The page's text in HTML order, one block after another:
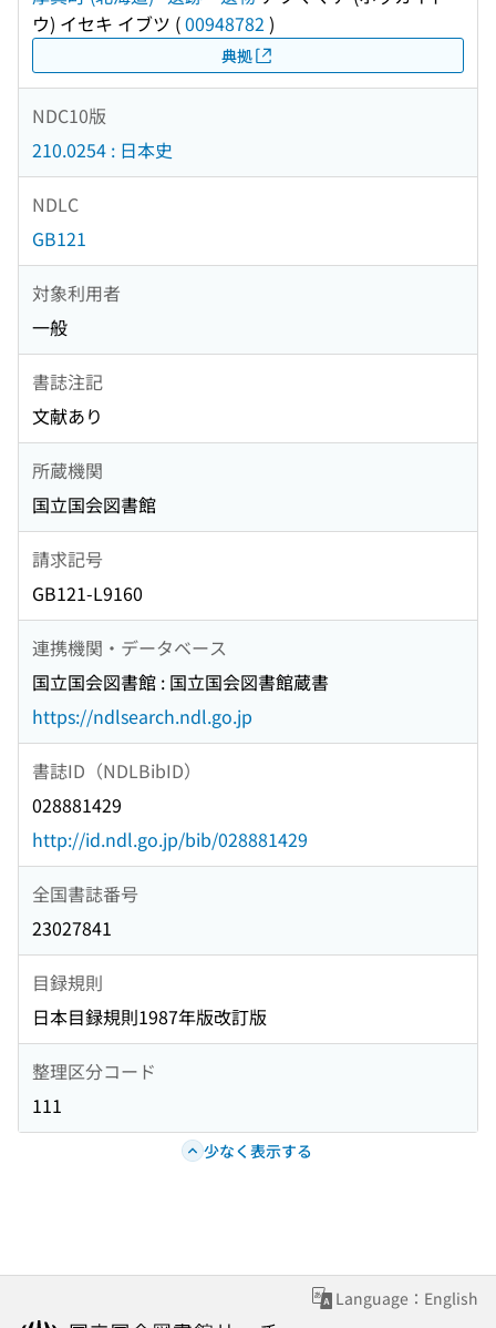
ウ) イセキ イブツ (00948782 )
典拠
NDC10版
210.0254 : 日本史
NDLC
GB121
対象利用者
一般
書誌注記
文献あり
所蔵機関
国立国会図書館
請求記号
GB121-L9160
連携機関・データベース
国立国会図書館 : 国立国会図書館蔵書
https://ndlsearch.ndl.go.jp
書誌ID（NDLBibID）
028881429
http://id.ndl.go.jp/bib/028881429
全国書誌番号
23027841
目録規則
日本目録規則1987年版改訂版
整理区分コード
111
少なく表示する
Language：English